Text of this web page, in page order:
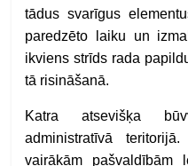
tādus svarīgus
paredzēto laiku un
ikviens strīds rada
tā risināšanā.
Katra atsevišķa
administratīvā
vairākām pašvaldībām